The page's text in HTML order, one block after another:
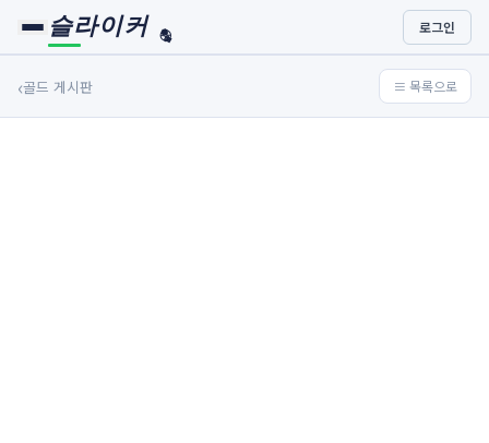
슬라이커 🏀
⚾ 로그인
‹골드 게시판 ≡ 목록으로